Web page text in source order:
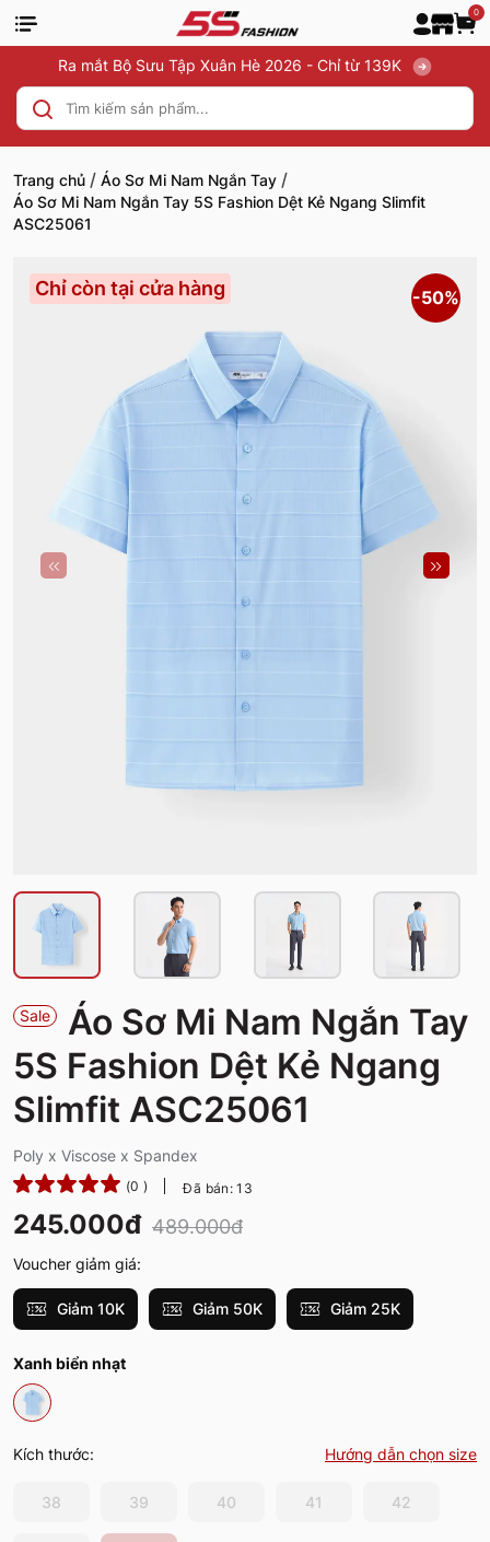
0
Ra mắt Bộ Sưu Tập Xuân Hè 2026 - Chỉ từ 139K
Trang chủ / Áo Sơ Mi Nam Ngắn Tay /
Áo Sơ Mi Nam Ngắn Tay 5S Fashion Dệt Kẻ Ngang Slimfit
ASC25061
Chỉ còn tại cửa hàng -50%
Sale
Áo Sơ Mi Nam Ngắn Tay
5S Fashion Dệt Kẻ Ngang
Slimfit ASC25061
Poly x Viscose x Spandex
(0 ) Đã bán: 13
245.000đ 489.000đ
Voucher giảm giá:
Giảm 10K Giảm 50K Giảm 25K
Xanh biển nhạt
Kích thước: Hướng dẫn chọn size
38 39 40 41 42